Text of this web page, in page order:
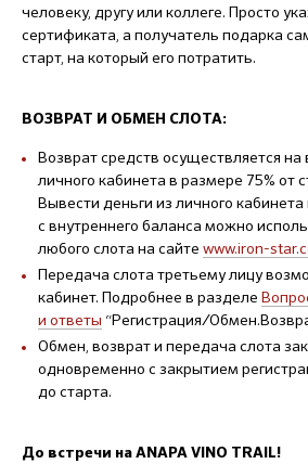
человеку, другу или коллеге. Просто
сертификата, а получатель подарка
старт, на который его потратить.
ВОЗВРАТ И ОБМЕН СЛОТА:
Возврат средств осуществляется на
личного кабинета в размере 75% от
Вывести деньги из личного
с внутреннего баланса можно
любого слота на сайте www.iron-
Передача слота третьему лицу
кабинет. Подробнее в разделе
и ответы “Регистрация/
Обмен, возврат и передача слота
одновременно с закрытием
до старта.
До встречи на ANAPA VINO TRAIL!